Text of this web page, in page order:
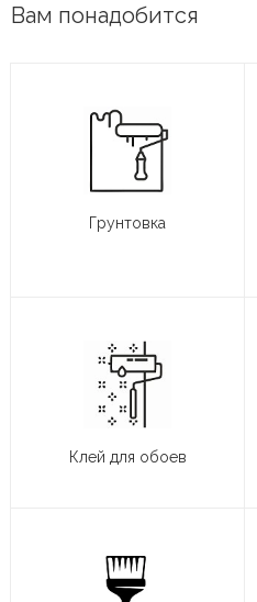
Вам понадобится
Грунтовка
Клей для обоев